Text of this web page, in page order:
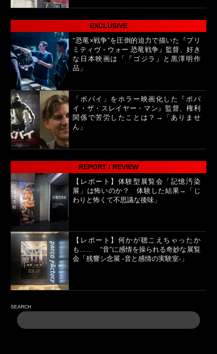
EXCLUSIVE
“恐竜×戦争”を圧倒的迫力で描いた『プリ
ミティヴ・ウォー 恐竜戦争』監督、好き
な日本映画は「『ゴジラ』と黒澤明作
品」
「ポパイ」をホラー映画化した『ポパ
イ・ザ・スレイヤー・マン』監督、権利
関係で苦労したことは？→「ありませ
ん」
REPORT / REVIEW
【レポート】体験型展覧会「記憶汚染
展」は怖いのか？ 体験した結果→「じ
わりと怖くて不思議な後味」
【レポート】何かが聴こえちゃったか
も…… “音”に感情を操られる奇妙な展覧
会「残響シ念展 -⾳と感情の実験室-」
SEARCH